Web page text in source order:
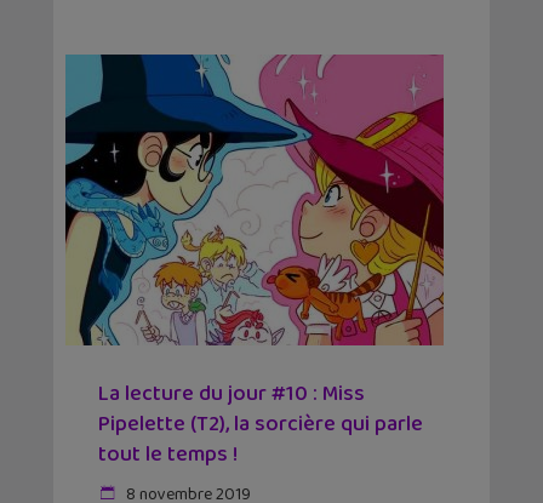
La lecture du jour #10 : Miss
Pipelette (T2), la sorcière qui parle
tout le temps !
8 novembre 2019